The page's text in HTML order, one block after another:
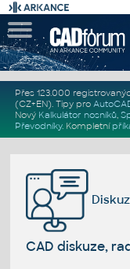
Přes 123.000
(CZ+EN). Tipy pro
Nový Kalkulátor nosníků,
Převodníky. Kompletní
CAD diskuze,